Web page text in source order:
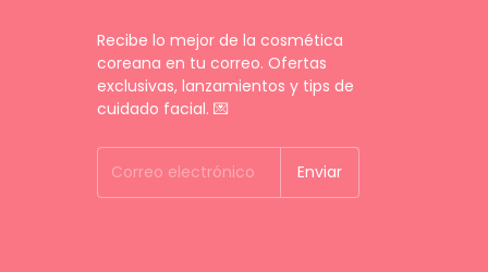
Recibe lo mejor de la cosmética
coreana en tu correo. Ofertas
exclusivas, lanzamientos y tips de
cuidado facial. 💌